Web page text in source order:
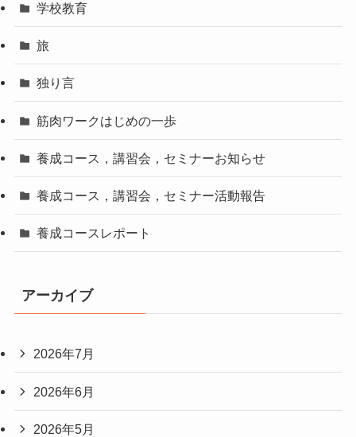
学校教育
旅
独り言
筋肉ワークはじめの一歩
養成コース，講習会，セミナーお知らせ
養成コース，講習会，セミナー活動報告
養成コースレポート
アーカイブ
2026年7月
2026年6月
2026年5月